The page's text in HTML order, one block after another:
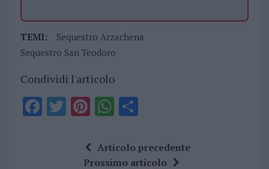
TEMI:
Sequestro Arzachena
Sequestro San Teodoro
Condividi l'articolo
F T Pi
te
W
at
S
a
Articolo precedente
Prossimo articolo